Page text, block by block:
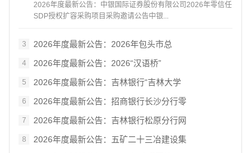
2026年度最新公告：中银国际证券股份有限公司2026年零信任
SDP授权扩容采购项目采购邀请公告中银...
3 2026年度最新公告：2026年包头市总
4 2026年度最新公告：2026“汉语桥”
5 2026年度最新公告：吉林银行“吉林大学
6 2026年度最新公告：招商银行长沙分行零
7 2026年度最新公告：吉林银行松原分行网
8 2026年度最新公告：五矿二十三冶建设集